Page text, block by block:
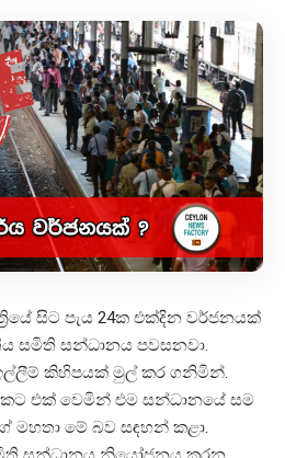
සිට පැය 24ක එක්දින වර්ජනයක්
සමිති සන්ධානය පවසනවා.
කිහිපයක් මුල් කර ගනිමින්.
එක් වෙමින් එම සන්ධානයේ සම
මහතා මේ බව සඳහන් කළා.